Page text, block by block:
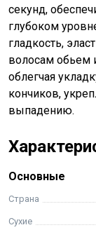
секунд,
глубоком
гладкость,
волосам обьем
облегчая
кончиков,
выпадению.
Основные
Страна
Сухие